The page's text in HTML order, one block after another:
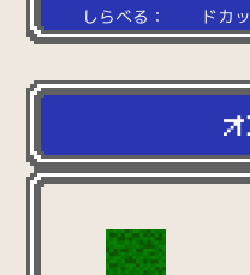
しらべる： ド カ ッ